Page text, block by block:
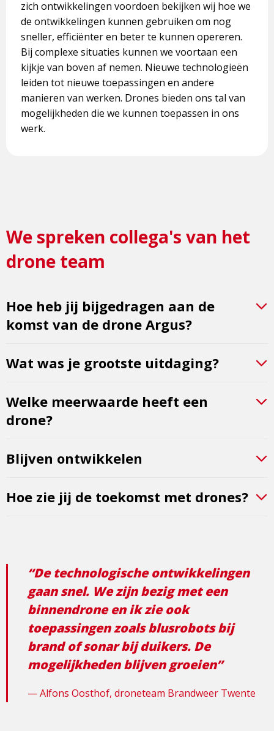
zich ontwikkelingen voordoen bekijken wij hoe we
de ontwikkelingen kunnen gebruiken om nog
sneller, efficiënter en beter te kunnen opereren.
Bij complexe situaties kunnen we voortaan een
kijkje van boven af nemen. Nieuwe technologieën
leiden tot nieuwe toepassingen en andere
manieren van werken. Drones bieden ons tal van
mogelijkheden die we kunnen toepassen in ons
werk.
We spreken collega's van het
drone team
Hoe heb jij bijgedragen aan de
komst van de drone Argus?
Wat was je grootste uitdaging?
Welke meerwaarde heeft een
drone?
Blijven ontwikkelen
Hoe zie jij de toekomst met drones?
“De technologische ontwikkelingen
gaan snel. We zijn bezig met een
binnendrone en ik zie ook
toepassingen zoals blusrobots bij
brand of sonar bij duikers. De
mogelijkheden blijven groeien”
Alfons Oosthof, droneteam Brandweer Twente